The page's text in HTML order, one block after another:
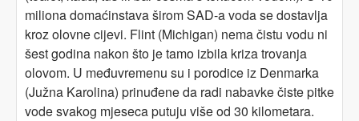
miliona domaćinstava širom SAD-a voda se dostavlja
kroz olovne cijevi. Flint (Michigan) nema čistu vodu ni
šest godina nakon što je tamo izbila kriza trovanja
olovom. U međuvremenu su i porodice iz Denmarka
(Južna Karolina) prinuđene da radi nabavke čiste pitke
vode svakog mjeseca putuju više od 30 kilometara.